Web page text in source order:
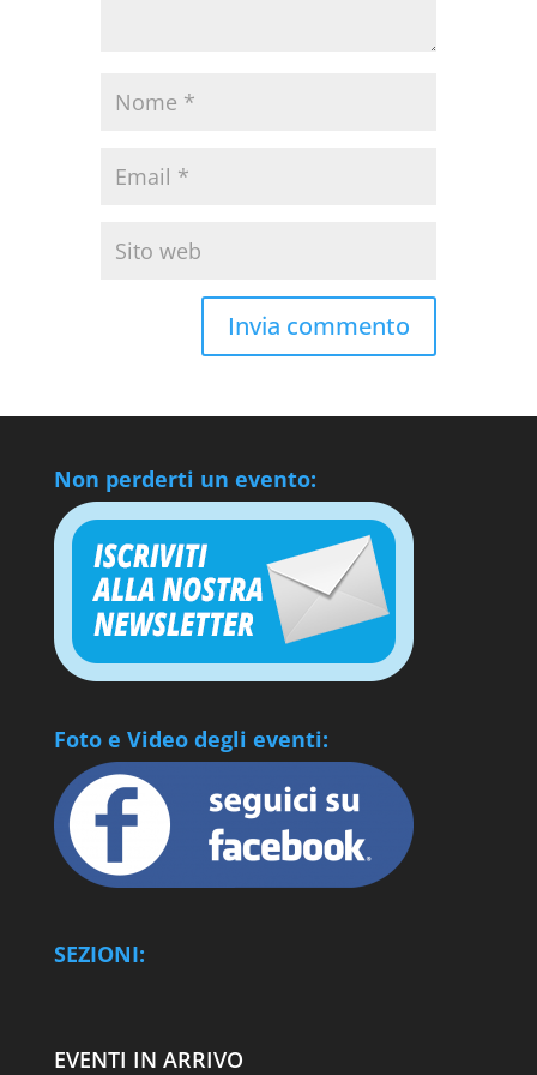
Non perderti un evento:
Foto e Video degli eventi:
SEZIONI:
EVENTI IN ARRIVO